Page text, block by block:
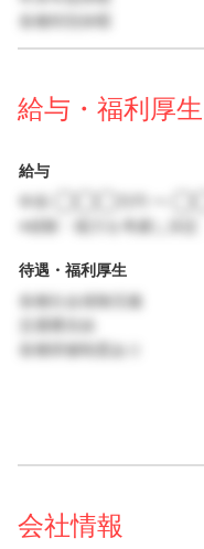
各種特別休暇
給与・福利厚生
給与
※経験・能力を考慮し決定
待遇・福利厚生
各種社会保険完備
交通費支給
各種研修制度あり
会社情報